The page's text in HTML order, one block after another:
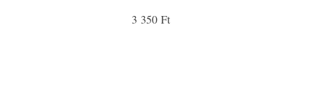
3 350 Ft